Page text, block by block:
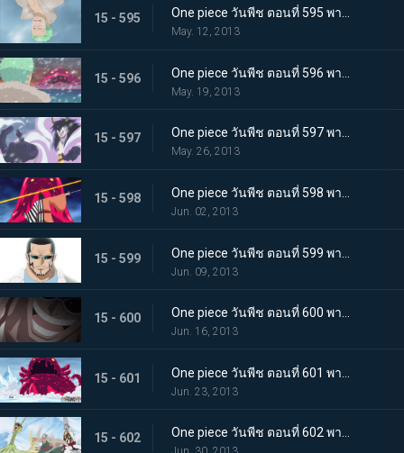
15 - 595
May. 12, 2013
15 - 596
May. 19, 2013
15 - 597 One piece วันพีช ตอนที่ 597 พากย์ไทย การต่อสู้อันดุเดือด ซีซาร์ใช้ความสามารถอันแท้จริง!
May. 26, 2013
15 - 598
Jun. 02, 2013
15 - 599
Jun. 09, 2013
15 - 600
Jun. 16, 2013
15 - 601
Jun. 23, 2013
15 - 602 One piece วันพีช ตอนที่ 602 พากย์ไทย อาวุธสังหารหมู่ที่เลวร้ายสุดในประวัติศาสตร์! ชิโนะคุนิ